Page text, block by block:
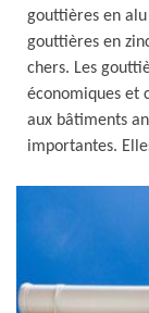
gouttières en
gouttières en
chers. Les
économiques et
aux bâtiments
importantes.